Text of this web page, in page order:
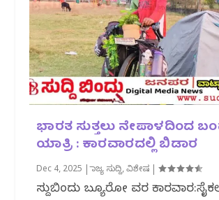
ಭಾರತ ಸುತ್ತಲು ನೇಪಾಳದಿಂದ
ಯಾತ್ರಿ : ಕಾರವಾರದಲ್ಲಿ ಬಿಡಾರ
Dec 4, 2025 |ರಾಜ್ಯ ಸುದ್ದಿ,ವಿಶೇಷ |
ಸುದ್ದಿಬಿಂದು ಬ್ಯೂರೋ ವರದಿ